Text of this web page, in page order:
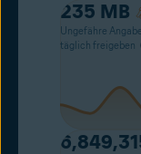
235 MB
Ungefähre
täglich freigeben